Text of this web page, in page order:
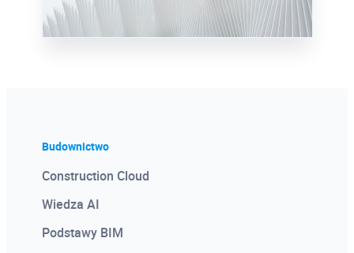
Więcej
Certyfikat Pochodzenia
Certyfikat potwierdzający legalność
Budownictwo
Construction Cloud
Wiedza AI
Podstawy BIM